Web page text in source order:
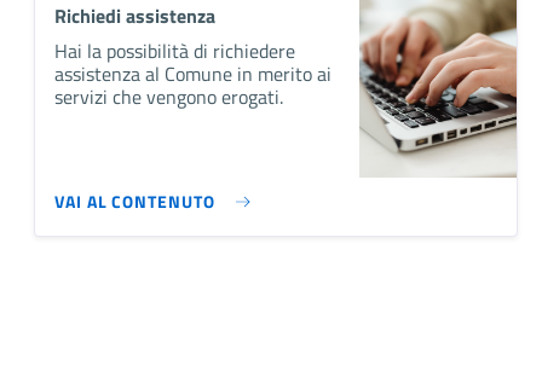
Richiedi assistenza
Hai la possibilità di richiedere
assistenza al Comune in merito ai
servizi che vengono erogati.
VAI AL CONTENUTO